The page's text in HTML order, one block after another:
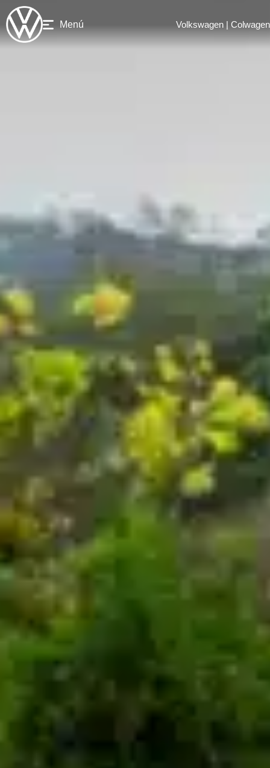
Menú Volkswagen | Colwagen